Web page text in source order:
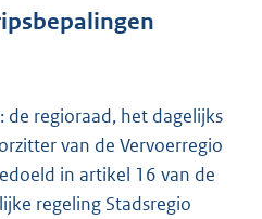
de regioraad, het dagelijks
van de Vervoerregio
in artikel 16 van de
regeling Stadsregio